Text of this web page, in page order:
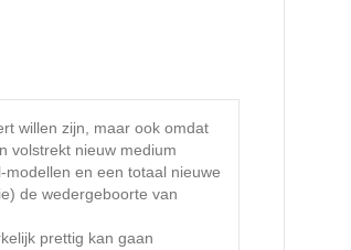
willen zijn, maar ook omdat
volstrekt nieuw medium
en een totaal nieuwe
de wedergeboorte van
prettig kan gaan